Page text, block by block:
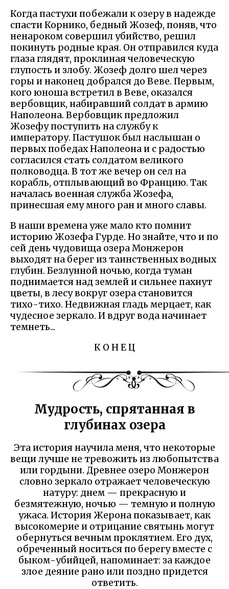
Когда пастухи побежали к озеру в надежде
спасти Корнико, бедный Жозеф, поняв, что
ненароком совершил убийство, решил
покинуть родные края. Он отправился куда
глаза глядят, проклиная человеческую
глупость и злобу. Жозеф долго шел через
горы и наконец добрался до Веве. Первым,
кого юноша встретил в Веве, оказался
вербовщик, набиравший солдат в армию
Наполеона. Вербовщик предложил
Жозефу поступить на службу к
императору. Пастушок был наслышан о
первых победах Наполеона и с радостью
согласился стать солдатом великого
полководца. В тот же вечер он сел на
корабль, отплывающий во Францию. Так
началась военная служба Жозефа,
принесшая ему много ран и много славы.
В наши времена уже мало кто помнит
историю Жозефа Гурде. Но знайте, что и по
сей день чудовища озера Монжерон
выходят на берег из таинственных водных
глубин. Безлунной ночью, когда туман
поднимается над землей и сильнее пахнут
цветы, в лесу вокруг озера становится
тихо-тихо. Недвижная гладь мерцает, как
чудесное зеркало. И вдруг вода начинает
темнеть...
К О Н Е Ц
Мудрость, спрятанная в
глубинах озера
Эта история научила меня, что некоторые
вещи лучше не тревожить из любопытства
или гордыни. Древнее озеро Монжерон
словно зеркало отражает человеческую
натуру: днем — прекрасную и
безмятежную, ночью — темную и полную
ужаса. История Жерона показывает, как
высокомерие и отрицание святынь могут
обернуться вечным проклятием. Его дух,
обреченный носиться по берегу вместе с
быком-убийцей, напоминает: за каждое
злое деяние рано или поздно придется
ответить.